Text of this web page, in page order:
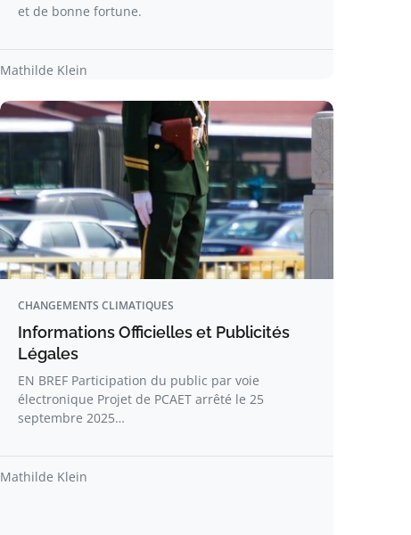
et de bonne fortune.
Mathilde Klein
CHANGEMENTS CLIMATIQUES
Informations Officielles et Publicités
Légales
EN BREF Participation du public par voie
électronique Projet de PCAET arrêté le 25
septembre 2025…
Mathilde Klein